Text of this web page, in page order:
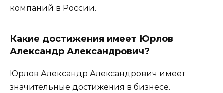
компаний в России.
Какие достижения имеет Юрлов
Александр Александрович?
Юрлов Александр Александрович имеет
значительные достижения в бизнесе.